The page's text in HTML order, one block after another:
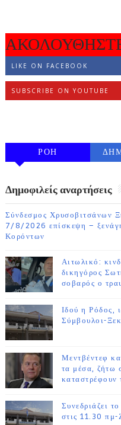
LIKE ON FACEBOOK
SUBSCRIBE ON YOUTUBE
ΡΟΗ
Δημοφιλείς αναρτήσεις
Σύνδεσμος Χρυσοβιτσάνων
7/8/2026 επίσκεψη –
Κορόντων
Αιτωλικό:
δικηγόρος
σοβαρός ο
Ιδού η Ρόδος,
Σύμβουλοι-
Μεντβέντεφ
τα μέσα, ζήτω
καταστρέφουν
Συνεδριάζει
στις 11.30